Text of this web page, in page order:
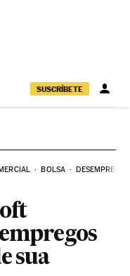
SUSCRÍBETE
BOLSA DESEMPREGO
sua